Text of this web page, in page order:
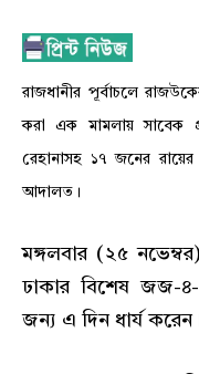
রাজধানীর পূর্বাচলে
করা এক মামলায় সাবেক
রেহানাসহ ১৭ জনের
আদালত।
মঙ্গলবার (২৫
ঢাকার বিশেষ জজ-
জন্য এ দিন ধার্য